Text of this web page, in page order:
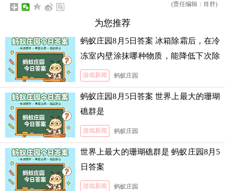
(责任编辑：肖舒)
为您推荐
蚂蚁庄园8月5日答案 冰箱除霜后，在冷
冻室内壁涂抹哪种物质，能降低下次除
霜的难度
游戏新闻 蚂蚁庄园
蚂蚁庄园8月5日答案 世界上最大的珊瑚
礁群是
游戏新闻 蚂蚁庄园
世界上最大的珊瑚礁群是 蚂蚁庄园8月5
日答案
游戏新闻 蚂蚁庄园